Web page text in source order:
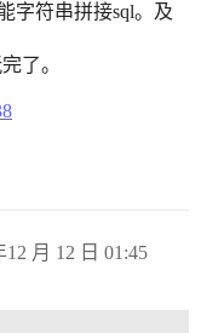
字符串拼接sql。及
了。
12 月 12 日 01:45